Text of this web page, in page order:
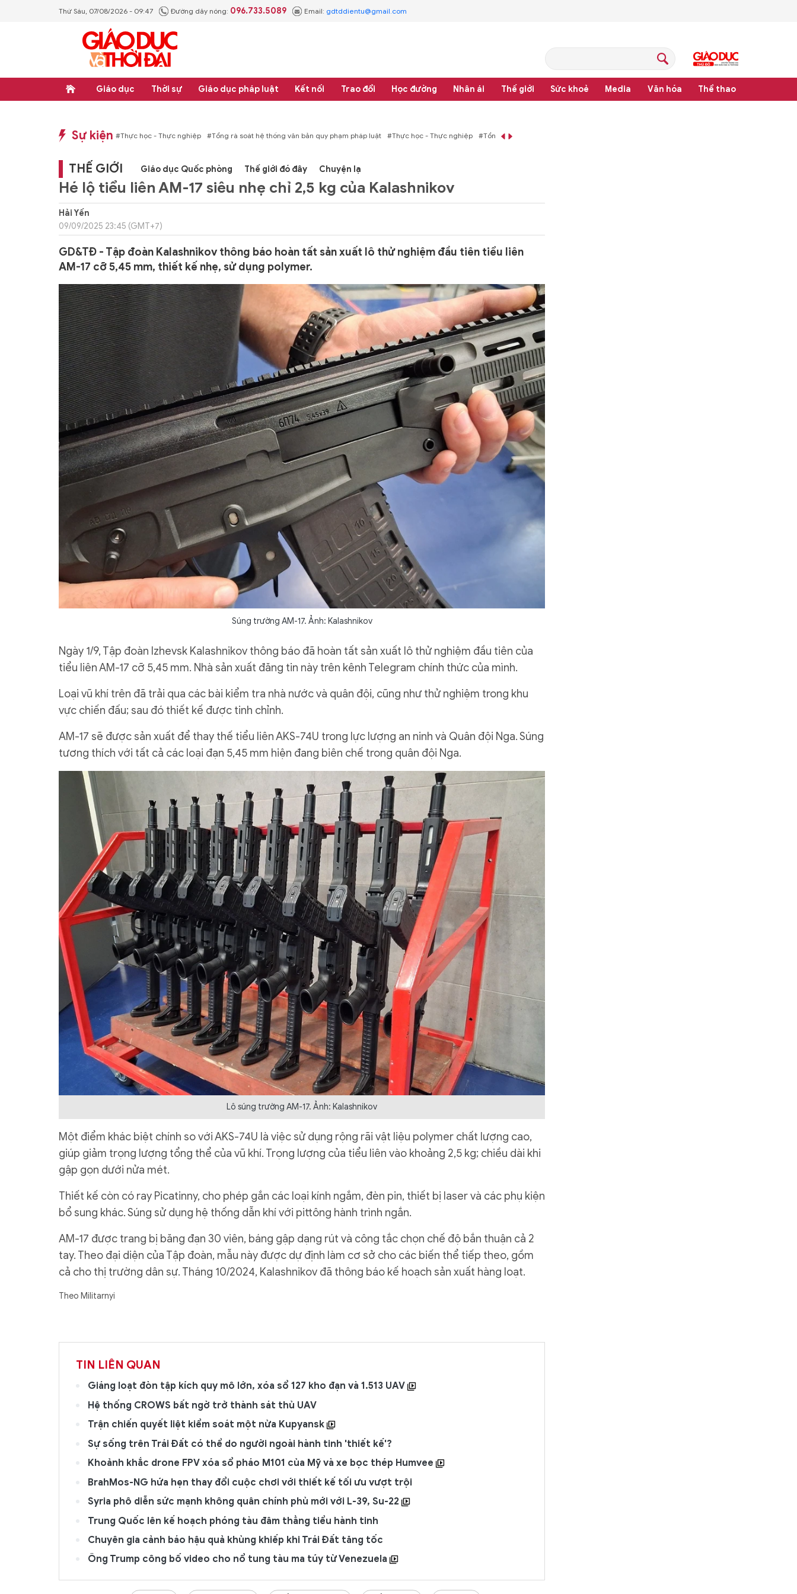
Thứ Sáu, 07/08/2026 - 09:47 Đường dây nóng: 096.733.5089 Email: gdtddientu@gmail.com
Giáo dục Thời sự Giáo dục pháp luật Kết nối Trao đổi Học đường Nhân ái Thế giới Sức khoẻ Media Văn hóa Thể thao
Sự kiện
#Thực học - Thực nghiệp #Tổng rà soát hệ thống văn bản quy phạm pháp luật #Thực học - Thực nghiệp #Tổng rà soát hệ thống văn bản quy phạm pháp luật
THẾ GIỚI Giáo dục Quốc phòng Thế giới đó đây Chuyện lạ
Hé lộ tiểu liên AM-17 siêu nhẹ chỉ 2,5 kg của Kalashnikov
Hải Yến
09/09/2025 23:45 (GMT+7)
GD&TĐ - Tập đoàn Kalashnikov thông báo hoàn tất sản xuất lô thử nghiệm đầu tiên tiểu liên
AM-17 cỡ 5,45 mm, thiết kế nhẹ, sử dụng polymer.
Súng trường AM-17. Ảnh: Kalashnikov
Ngày 1/9, Tập đoàn Izhevsk Kalashnikov thông báo đã hoàn tất sản xuất lô thử nghiệm đầu tiên của
tiểu liên AM-17 cỡ 5,45 mm. Nhà sản xuất đăng tin này trên kênh Telegram chính thức của mình.
Loại vũ khí trên đã trải qua các bài kiểm tra nhà nước và quân đội, cũng như thử nghiệm trong khu
vực chiến đấu; sau đó thiết kế được tinh chỉnh.
AM-17 sẽ được sản xuất để thay thế tiểu liên AKS-74U trong lực lượng an ninh và Quân đội Nga. Súng
tương thích với tất cả các loại đạn 5,45 mm hiện đang biên chế trong quân đội Nga.
Lô súng trường AM-17. Ảnh: Kalashnikov
Một điểm khác biệt chính so với AKS-74U là việc sử dụng rộng rãi vật liệu polymer chất lượng cao,
giúp giảm trọng lượng tổng thể của vũ khí. Trọng lượng của tiểu liên vào khoảng 2,5 kg; chiều dài khi
gập gọn dưới nửa mét.
Thiết kế còn có ray Picatinny, cho phép gắn các loại kính ngắm, đèn pin, thiết bị laser và các phụ kiện
bổ sung khác. Súng sử dụng hệ thống dẫn khí với pittông hành trình ngắn.
AM-17 được trang bị băng đạn 30 viên, báng gập dạng rút và công tắc chọn chế độ bắn thuận cả 2
tay. Theo đại diện của Tập đoàn, mẫu này được dự định làm cơ sở cho các biến thể tiếp theo, gồm
cả cho thị trường dân sự. Tháng 10/2024, Kalashnikov đã thông báo kế hoạch sản xuất hàng loạt.
Theo Militarnyi
TIN LIÊN QUAN
Giáng loạt đòn tập kích quy mô lớn, xóa sổ 127 kho đạn và 1.513 UAV
Hệ thống CROWS bất ngờ trở thành sát thủ UAV
Trận chiến quyết liệt kiểm soát một nửa Kupyansk
Sự sống trên Trái Đất có thể do người ngoài hành tinh 'thiết kế'?
Khoảnh khắc drone FPV xóa sổ pháo M101 của Mỹ và xe bọc thép Humvee
BrahMos-NG hứa hẹn thay đổi cuộc chơi với thiết kế tối ưu vượt trội
Syria phô diễn sức mạnh không quân chính phủ mới với L-39, Su-22
Trung Quốc lên kế hoạch phóng tàu đâm thẳng tiểu hành tinh
Chuyên gia cảnh báo hậu quả khủng khiếp khi Trái Đất tăng tốc
Ông Trump công bố video cho nổ tung tàu ma túy từ Venezuela